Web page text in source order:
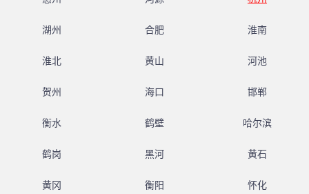
湖州 合肥 淮南
淮北 黄山 河池
贺州 海口 邯郸
衡水 鹤壁 哈尔滨
鹤岗 黑河 黄石
黄冈 衡阳 怀化